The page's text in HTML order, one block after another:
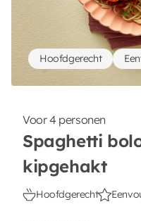
Voor 4 personen
Spaghetti
kipgehakt
Hoofdgerecht
Hoofdgerecht